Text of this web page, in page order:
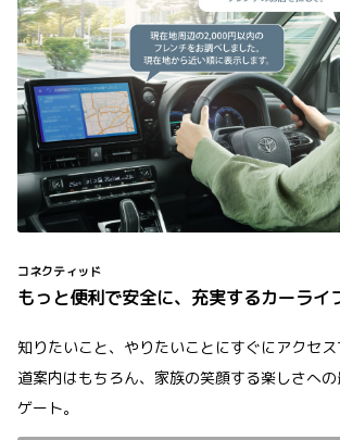
コネクティッド
もっと便利で安全に、充実するカーライ
知りたいこと、やりたいことにすぐにアクセス
道案内はもちろん、家族の笑顔する楽しさへ
ゲート。